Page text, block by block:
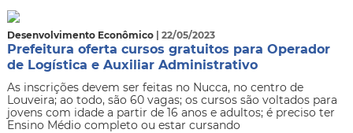
Desenvolvimento Econômico | 22/05/2023
Prefeitura oferta cursos gratuitos para Operador
de Logística e Auxiliar Administrativo
As inscrições devem ser feitas no Nucca, no centro de
Louveira; ao todo, são 60 vagas; os cursos são voltados para
jovens com idade a partir de 16 anos e adultos; é preciso ter
Ensino Médio completo ou estar cursando